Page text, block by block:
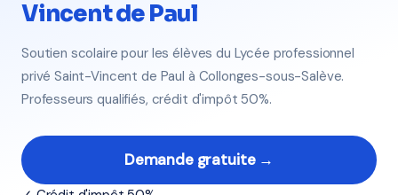
Vincent de Paul
Soutien scolaire pour les élèves du Lycée professionnel
privé Saint-Vincent de Paul à Collonges-sous-Salève.
Professeurs qualifiés, crédit d'impôt 50%.
Demande gratuite →